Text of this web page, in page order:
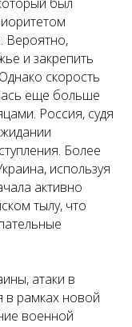
Вероятно,
и закрепить
скорость
еще больше
Россия, судя
Более
используя
активно
тылу, что
атаки в
в рамках новой
военной